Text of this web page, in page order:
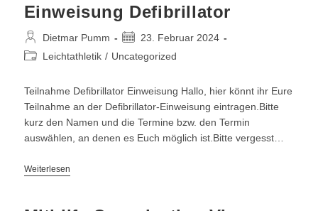
Einweisung Defibrillator
Beitrags-
Autor:
Dietmar Pumm
Beitrag
veröffentlicht:
23. Februar 2024
Beitrags-Leichtathletik / Uncategorized
Teilnahme Defibrillator Einweisung Hallo, hier könnt ihr Eure
Teilnahme an der Defibrillator-Einweisung eintragen.Bitte
kurz den Namen und die Termine bzw. den Termin
auswählen, an denen es Euch möglich ist.Bitte vergesst…
WeiterlesenEinweisung